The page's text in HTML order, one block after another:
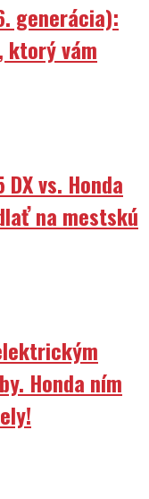
generácia):
ktorý vám
DX vs. Honda
na mestskú
Honda ním